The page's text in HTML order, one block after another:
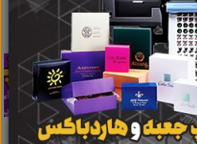
نتایج جستجو برای برچسبآبگیرلوله ای